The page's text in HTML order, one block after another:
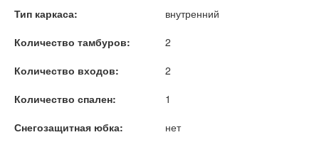
Тип каркаса:
внутренний
Количество тамбуров:
2
Количество входов:
2
Количество спален:
1
Снегозащитная юбка:
нет